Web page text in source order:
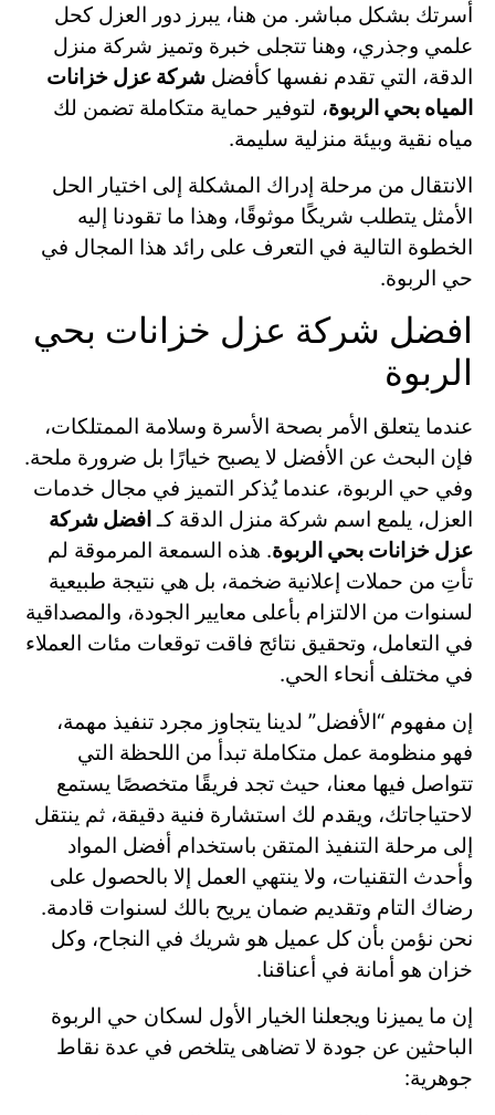
أسرتك بشكل مباشر. من هنا، يبرز دور العزل كحل
علمي وجذري، وهنا تتجلى خبرة وتميز شركة منزل
الدقة، التي تقدم نفسها كأفضل شركة عزل خزانات
المياه بحي الربوة، لتوفير حماية متكاملة تضمن لك
مياه نقية وبيئة منزلية سليمة.
الانتقال من مرحلة إدراك المشكلة إلى اختيار الحل
الأمثل يتطلب شريكًا موثوقًا، وهذا ما تقودنا إليه
الخطوة التالية في التعرف على رائد هذا المجال في
حي الربوة.
افضل شركة عزل خزانات بحي
الربوة
عندما يتعلق الأمر بصحة الأسرة وسلامة الممتلكات،
فإن البحث عن الأفضل لا يصبح خيارًا بل ضرورة ملحة.
وفي حي الربوة، عندما يُذكر التميز في مجال خدمات
العزل، يلمع اسم شركة منزل الدقة كـ افضل شركة
عزل خزانات بحي الربوة. هذه السمعة المرموقة لم
تأتِ من حملات إعلانية ضخمة، بل هي نتيجة طبيعية
لسنوات من الالتزام بأعلى معايير الجودة، والمصداقية
في التعامل، وتحقيق نتائج فاقت توقعات مئات العملاء
في مختلف أنحاء الحي.
إن مفهوم “الأفضل” لدينا يتجاوز مجرد تنفيذ مهمة،
فهو منظومة عمل متكاملة تبدأ من اللحظة التي
تتواصل فيها معنا، حيث تجد فريقًا متخصصًا يستمع
لاحتياجاتك، ويقدم لك استشارة فنية دقيقة، ثم ينتقل
إلى مرحلة التنفيذ المتقن باستخدام أفضل المواد
وأحدث التقنيات، ولا ينتهي العمل إلا بالحصول على
رضاك التام وتقديم ضمان يريح بالك لسنوات قادمة.
نحن نؤمن بأن كل عميل هو شريك في النجاح، وكل
خزان هو أمانة في أعناقنا.
إن ما يميزنا ويجعلنا الخيار الأول لسكان حي الربوة
الباحثين عن جودة لا تضاهى يتلخص في عدة نقاط
جوهرية: